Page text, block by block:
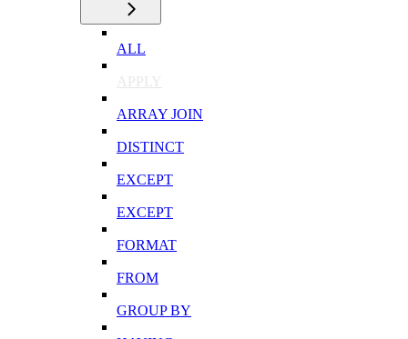
ALL
APPLY
ARRAY JOIN
DISTINCT
EXCEPT
EXCEPT
FORMAT
FROM
GROUP BY